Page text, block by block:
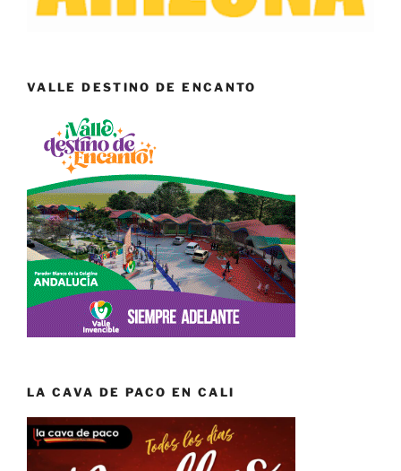
VALLE DESTINO DE ENCANTO
LA CAVA DE PACO EN CALI